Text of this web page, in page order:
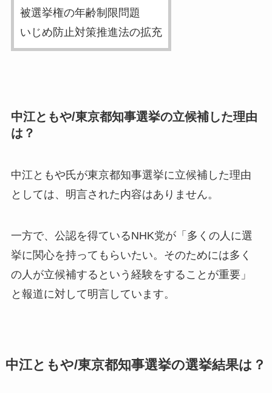
被選挙権の年齢制限問題
いじめ防止対策推進法の拡充
中江ともや/東京都知事選挙の立候補した理由
は？
中江ともや氏が東京都知事選挙に立候補した理由
としては、明言された内容はありません。
一方で、公認を得ているNHK党が「多くの人に選
挙に関心を持ってもらいたい。そのためには多く
の人が立候補するという経験をすることが重要」
と報道に対して明言しています。
中江ともや/東京都知事選挙の選挙結果は？